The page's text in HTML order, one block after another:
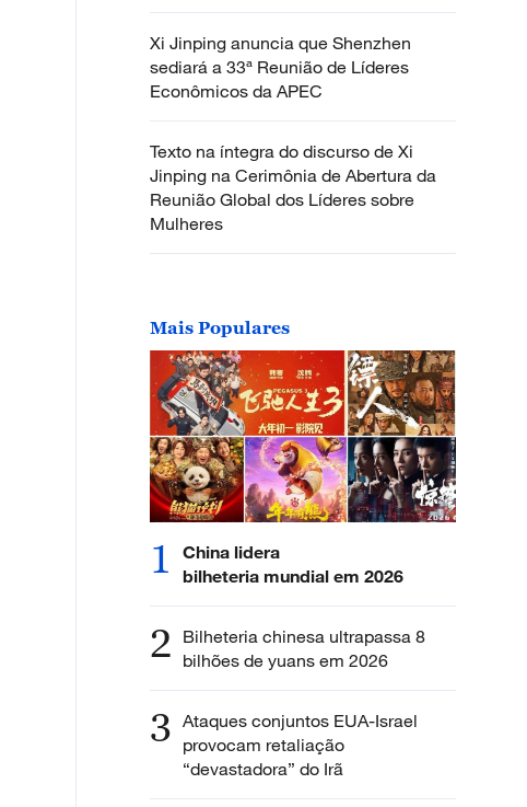
Xi Jinping anuncia que Shenzhen
sediará a 33ª Reunião de Líderes
Econômicos da APEC
Texto na íntegra do discurso de Xi
Jinping na Cerimônia de Abertura da
Reunião Global dos Líderes sobre
Mulheres
Mais Populares
1
China lidera
bilheteria mundial em 2026
2 Bilheteria chinesa ultrapassa 8
bilhões de yuans em 2026
3 Ataques conjuntos EUA-Israel
provocam retaliação
“devastadora” do Irã